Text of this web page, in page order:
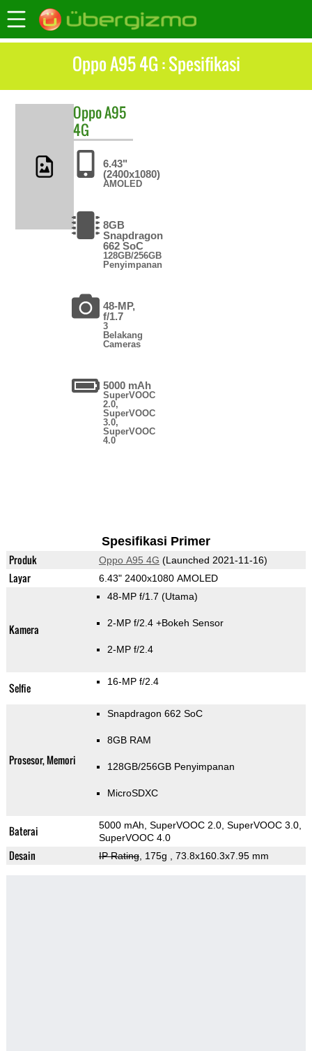
Oppo A95 4G : Spesifikasi
OppoA95
4G
6.43"
(2400x1080)
AMOLED
8GB
Snapdragon
662 SoC
128GB/256GB
Penyimpanan
48-MP,
f/1.7
3
Belakang
Cameras
5000 mAh
SuperVOOC
2.0,
SuperVOOC
3.0,
SuperVOOC
4.0
Spesifikasi Primer
Produk Oppo A95 4G (Launched 2021-11-16)
Layar 6.43" 2400x1080 AMOLED
Kamera
48-MP f/1.7 (Utama)
2-MP f/2.4 +Bokeh Sensor
2-MP f/2.4
Selfie 16-MP f/2.4
Prosesor, Memori
Snapdragon 662 SoC
8GB RAM
128GB/256GB Penyimpanan
MicroSDXC
Baterai
5000 mAh, SuperVOOC 2.0, SuperVOOC 3.0,
SuperVOOC 4.0
Desain IP Rating, 175g , 73.8x160.3x7.95 mm